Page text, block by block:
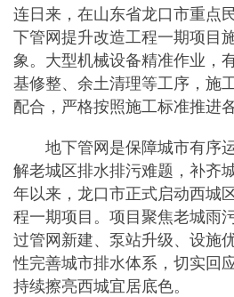
连日来，在山东省龙口市重
下管网提升改造工程一期项目
象。大型机械设备精准作业，
基修整、余土清理等工序，施
配合，严格按照施工标准推进
地下管网是保障城市有序运
解老城区排水排污难题，补齐
年以来，龙口市正式启动西城
程一期项目。项目聚焦老城雨
过管网新建、泵站升级、设施
性完善城市排水体系，切实回
持续擦亮西城宜居底色。